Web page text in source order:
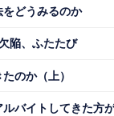
どうみるのか
陥、ふたたび
のか（上）
ルバイトしてきた